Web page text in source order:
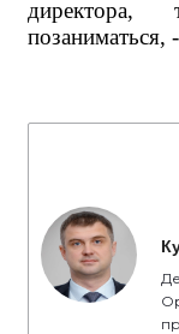
позаниматься,